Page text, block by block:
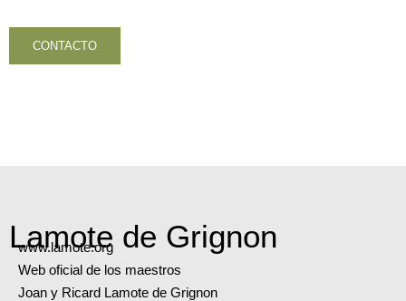
CONTACTO
Lamote de Grignon
www.lamote.org
Web oficial de los maestros
Joan y Ricard Lamote de Grignon